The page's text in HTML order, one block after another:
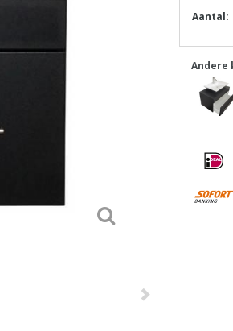
Aantal:
Andere